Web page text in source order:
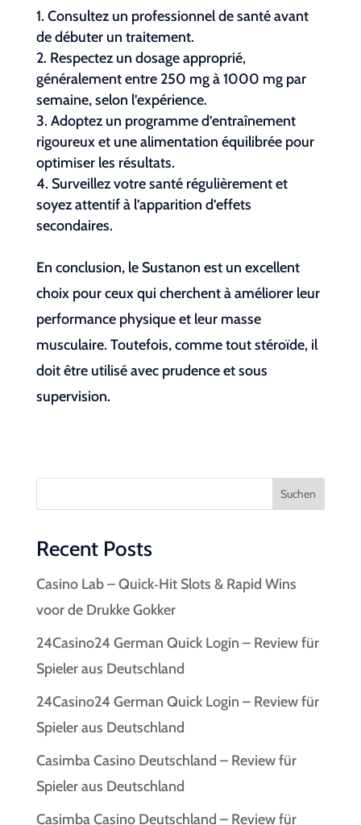
Consultez un professionnel de santé avant
de débuter un traitement.
Respectez un dosage approprié,
généralement entre 250 mg à 1000 mg par
semaine, selon l’expérience.
Adoptez un programme d’entraînement
rigoureux et une alimentation équilibrée pour
optimiser les résultats.
Surveillez votre santé régulièrement et
soyez attentif à l’apparition d’effets
secondaires.
En conclusion, le Sustanon est un excellent
choix pour ceux qui cherchent à améliorer leur
performance physique et leur masse
musculaire. Toutefois, comme tout stéroïde, il
doit être utilisé avec prudence et sous
supervision.
Suchen
Recent Posts
Casino Lab – Quick‑Hit Slots & Rapid Wins
voor de Drukke Gokker
24Casino24 German Quick Login – Review für
Spieler aus Deutschland
24Casino24 German Quick Login – Review für
Spieler aus Deutschland
Casimba Casino Deutschland – Review für
Spieler aus Deutschland
Casimba Casino Deutschland – Review für